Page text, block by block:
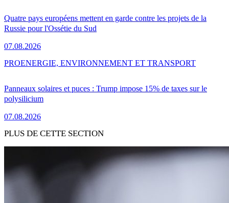
Quatre pays européens mettent en garde contre les projets de la
Russie pour l'Ossétie du Sud
07.08.2026
Panneaux solaires et puces : Trump impose 15% de taxes sur le
polysilicium
07.08.2026
PROENERGIE, ENVIRONNEMENT ET TRANSPORT
PLUS DE CETTE SECTION